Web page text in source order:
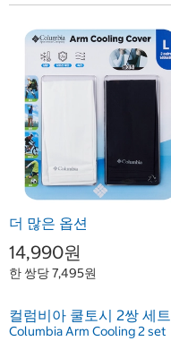
더 많은 옵션
14,990원
한 쌍당 7,495원
컬럼비아 쿨토시 2쌍 세트
Columbia Arm Cooling 2 set